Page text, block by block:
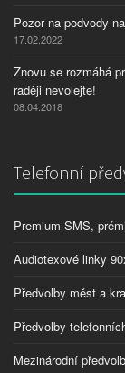
Pozor na podvody
17.02.2022
Znovu se rozmáhá
raději nevolejte!
08.04.2018
Telefonní
Premium SMS,
Audiotexové linky
Předvolby měst a
Předvolby
Mezinárodní